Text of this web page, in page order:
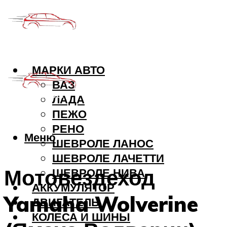
МАРКИ АВТО
ВАЗ
ЛАДА
ПЕЖО
РЕНО
ШЕВРОЛЕ ЛАНОС
ШЕВРОЛЕ ЛАЧЕТТИ
ШЕВРОЛЕ НИВА
АККУМУЛЯТОР
ДВИГАТЕЛЬ
КОЛЕСА И ШИНЫ
Меню
Мотовездеход
Yamaha Wolverine